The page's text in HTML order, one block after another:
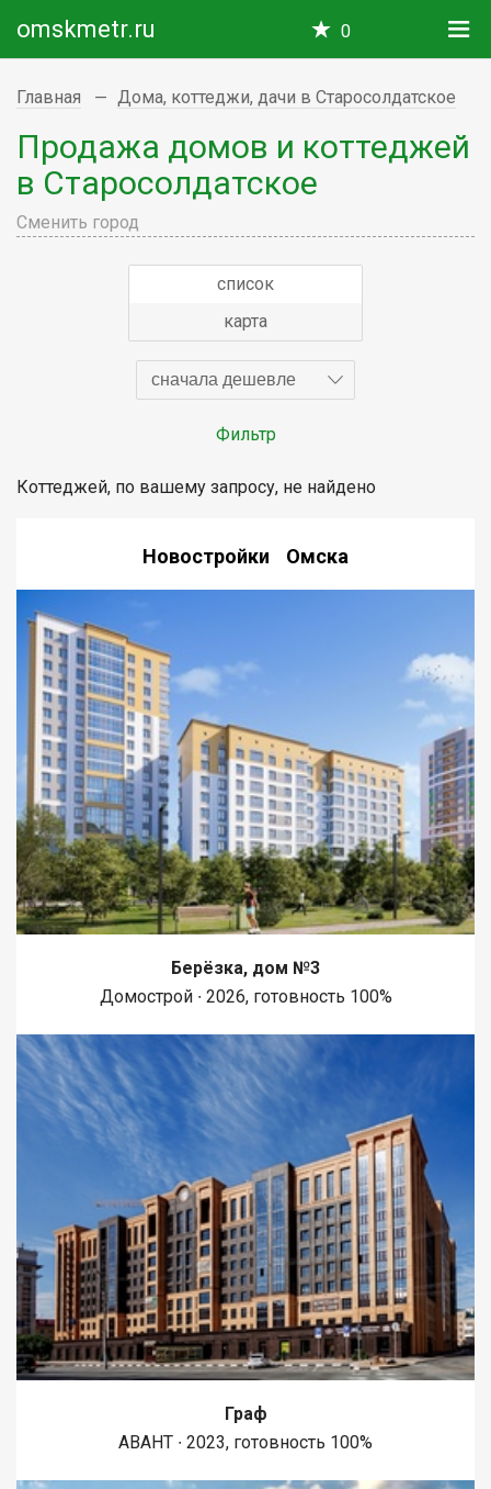
omskmetr.ru 0
Главная Дома, коттеджи, дачи в Старосолдатское
Продажа домов и коттеджей
в Старосолдатское
Сменить город
список
карта
сначала дешевле
Фильтр
Коттеджей, по вашему запросу, не найдено
Новостройки Омска
Берёзка, дом №3
Домострой ∙ 2026, готовность 100%
Граф
АВАНТ ∙ 2023, готовность 100%